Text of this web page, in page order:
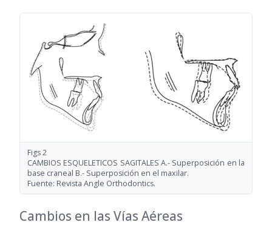
Figs 2
CAMBIOS ESQUELETICOS SAGITALES A.- Superposición en la
base craneal B.- Superposición en el maxilar.
Fuente: Revista Angle Orthodontics.
Cambios en las Vías Aéreas